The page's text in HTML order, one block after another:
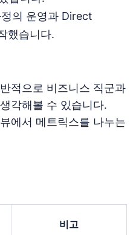
의 운영과 Direct
했습니다.
적으로 비즈니스 직군과
각해볼 수 있습니다.
에서 메트릭스를 나누는
비고